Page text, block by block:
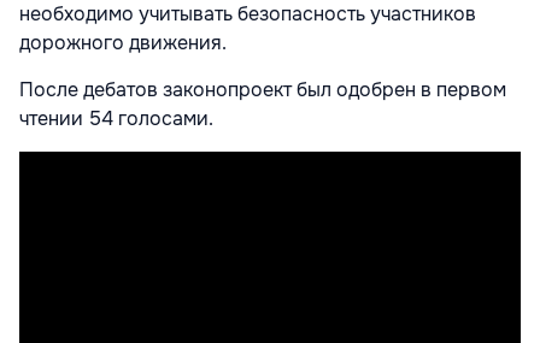
необходимо учитывать безопасность участников
дорожного движения.
После дебатов законопроект был одобрен в первом
чтении 54 голосами.